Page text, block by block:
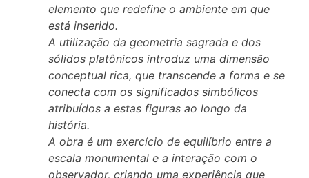
elemento que redefine o ambiente em que
está inserido.
A utilização da geometria sagrada e dos
sólidos platônicos introduz uma dimensão
conceptual rica, que transcende a forma e se
conecta com os significados simbólicos
atribuídos a estas figuras ao longo da
história.
A obra é um exercício de equilíbrio entre a
escala monumental e a interação com o
observador, criando uma experiência que